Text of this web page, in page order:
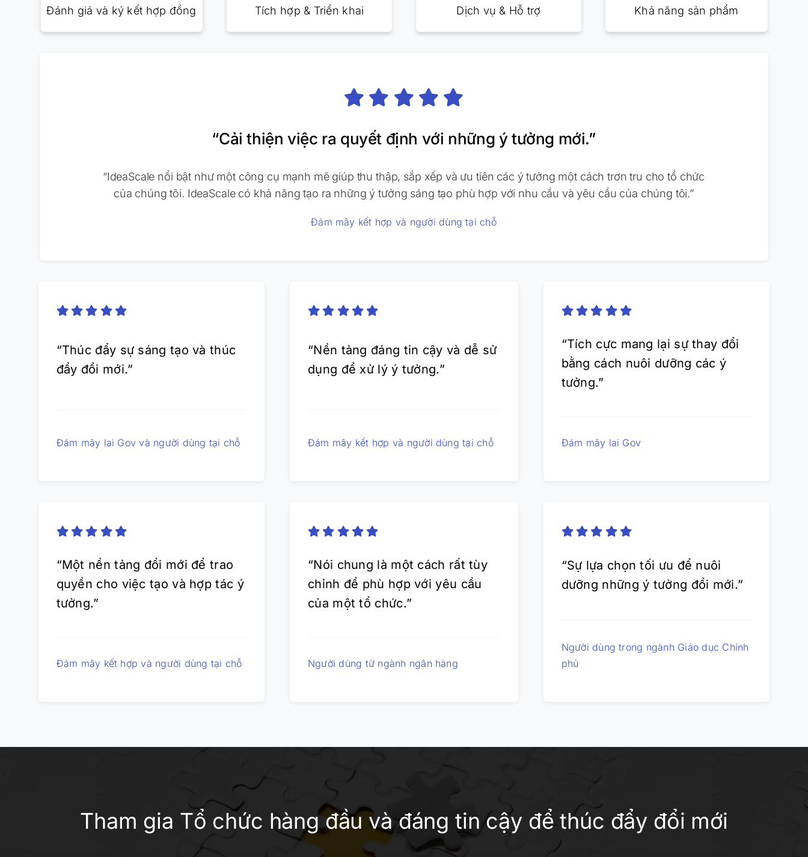
Đánh giá và ký kết hợp đồng Tích hợp & Triển khai Dịch vụ & Hỗ trợ Khả năng sản phẩm
“Cải thiện việc ra quyết định với những ý tưởng mới.”
“IdeaScale nổi bật như một công cụ mạnh mẽ giúp thu thập, sắp xếp và ưu tiên các ý tưởng một cách trơn tru cho tổ chức
của chúng tôi. IdeaScale có khả năng tạo ra những ý tưởng sáng tạo phù hợp với nhu cầu và yêu cầu của chúng tôi.”
Đám mây kết hợp và người dùng tại chỗ
“Thúc đẩy sự sáng tạo và thúc
đẩy đổi mới.”
Đám mây lai Gov và người dùng tại chỗ
“Nền tảng đáng tin cậy và dễ sử
dụng để xử lý ý tưởng.”
Đám mây kết hợp và người dùng tại chỗ
“Tích cực mang lại sự thay đổi
bằng cách nuôi dưỡng các ý
tưởng.”
Đám mây lai Gov
“Một nền tảng đổi mới để trao
quyền cho việc tạo và hợp tác ý
tưởng.”
Đám mây kết hợp và người dùng tại chỗ
“Nói chung là một cách rất tùy
chỉnh để phù hợp với yêu cầu
của một tổ chức.”
Người dùng từ ngành ngân hàng
“Sự lựa chọn tối ưu để nuôi
dưỡng những ý tưởng đổi mới.”
Người dùng trong ngành Giáo dục Chính
phủ
Tham gia Tổ chức hàng đầu và đáng tin cậy để thúc đẩy đổi mới